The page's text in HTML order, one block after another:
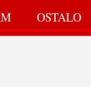
OSTALO